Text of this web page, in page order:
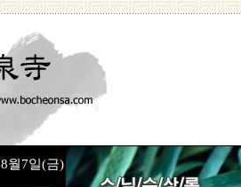
8월7일(금)